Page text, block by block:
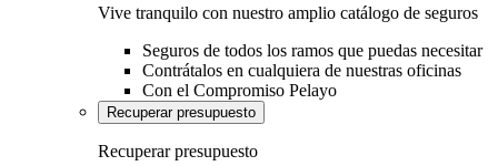
Vive tranquilo con nuestro amplio catálogo de seguros
Seguros de todos los ramos que puedas necesitar
Contrátalos en cualquiera de nuestras oficinas
Con el Compromiso Pelayo
Recuperar presupuesto
Recuperar presupuesto